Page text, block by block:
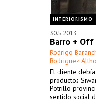
INTERIORISMO
30.5.2013
Barro + Off
Rodrigo
Rodriguez
El cliente
productos
Potrillo
sentido social